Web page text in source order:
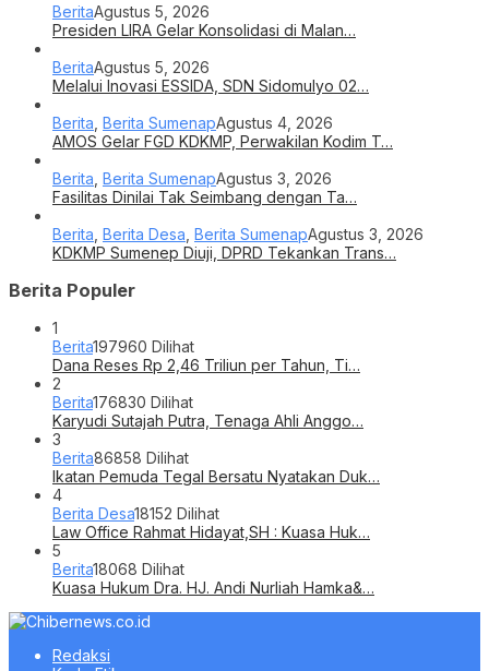
BeritaAgustus 5, 2026
Presiden LIRA Gelar Konsolidasi di Malan…
BeritaAgustus 5, 2026
Melalui Inovasi ESSIDA, SDN Sidomulyo 02…
Berita Berita SumenapAgustus 4, 2026
AMOS Gelar FGD KDKMP, Perwakilan Kodim T…
Berita Berita SumenapAgustus 3, 2026
Fasilitas Dinilai Tak Seimbang dengan Ta…
Berita Berita Desa Berita SumenapAgustus 3, 2026
KDKMP Sumenep Diuji, DPRD Tekankan Trans…
Berita Populer
1
Berita197960 Dilihat
Dana Reses Rp 2,46 Triliun per Tahun, Ti…
2
Berita176830 Dilihat
Karyudi Sutajah Putra, Tenaga Ahli Anggo…
3
Berita86858 Dilihat
Ikatan Pemuda Tegal Bersatu Nyatakan Duk…
4
Berita Desa18152 Dilihat
Law Office Rahmat Hidayat,SH : Kuasa Huk…
5
Berita18068 Dilihat
Kuasa Hukum Dra. HJ. Andi Nurliah Hamka&…
Redaksi